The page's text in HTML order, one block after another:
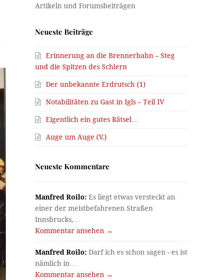
Neueste Beiträge
Erinnerung an die Brennerbahn – Steg
und die Spitzen des Schlern
Der unbekannte Erdrutsch (1)
Notabilitäten zu Gast in Igls – Teil IV
Eigentlich ein gutes Rätsel…
Auge um Auge (V.)
Neueste Kommentare
Manfred Roilo: Es liegt etwas versteckt an
einer der meistbefahrenen Straßen
Innsbrucks,…
Kommentar ansehen →
Manfred Roilo: Darf ich es schon sagen - es ist
nämlich in…
Kommentar ansehen →